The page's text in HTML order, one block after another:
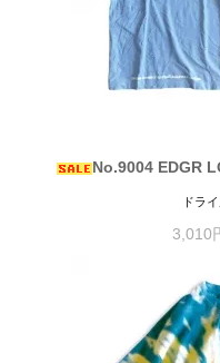
No.9004 EDGR
ドラ
3,010